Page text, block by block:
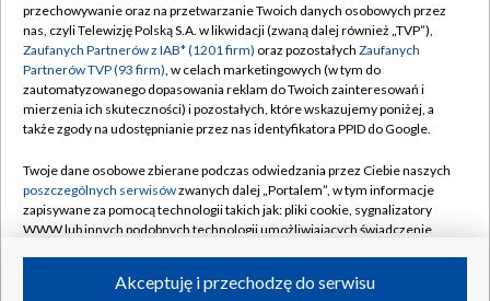
Abonament TVP
Emisja w TVP
Centrum informacji TVP
Naziemna Telewizja Cyfrowa
Rada Programowa
System NOS
Informacje o nadawcy
Program dla prasy
Regulamin TVP
Polityka prywatności
Moje zgody
Pomoc
Kontakt
Kanały
przechowywanie oraz na przetwarzanie Twoich danych osobowych przez
nas, czyli Telewizję Polską S.A. w likwidacji (zwaną dalej również „TVP”),
Zaufanych Partnerów z IAB* (1201 firm) oraz pozostałych Zaufanych
Partnerów TVP (93 firm), w celach marketingowych (w tym do
zautomatyzowanego dopasowania reklam do Twoich zainteresowań i
mierzenia ich skuteczności) i pozostałych, które wskazujemy poniżej, a
także zgody na udostępnianie przez nas identyfikatora PPID do Google.
Twoje dane osobowe zbierane podczas odwiedzania przez Ciebie naszych
poszczególnych serwisówzwanych dalej „Portalem”, w tym informacje
zapisywane za pomocą technologii takich jak: pliki cookie, sygnalizatory
WWW lub innych podobnych technologii umożliwiających świadczenie
ruchu w Internecie.Akceptuję i przechodzę do serwisu